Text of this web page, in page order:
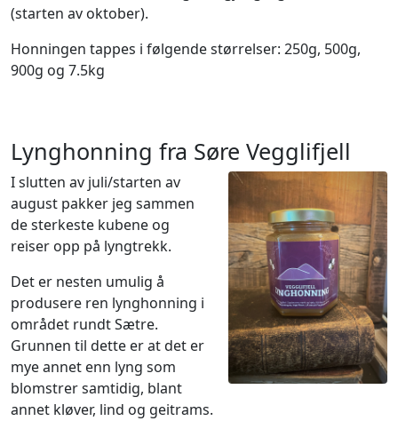
(starten av oktober).
Honningen tappes i følgende størrelser: 250g, 500g,
900g og 7.5kg
Lynghonning fra Søre Vegglifjell
I slutten av juli/starten av
august pakker jeg sammen
de sterkeste kubene og
reiser opp på lyngtrekk.
Det er nesten umulig å
produsere ren lynghonning i
området rundt Sætre.
Grunnen til dette er at det er
mye annet enn lyng som
blomstrer samtidig, blant
annet kløver, lind og geitrams.